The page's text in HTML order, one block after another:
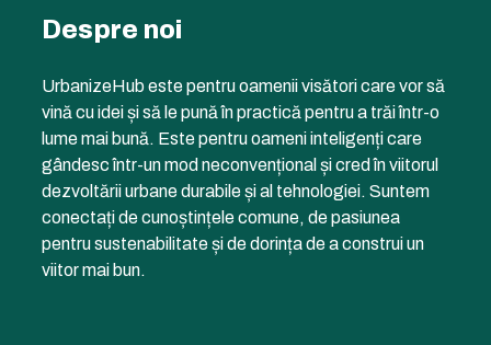
Despre noi
UrbanizeHub este pentru oamenii visători care vor să
vină cu idei și să le pună în practică pentru a trăi într-o
lume mai bună. Este pentru oameni inteligenți care
gândesc într-un mod neconvențional și cred în viitorul
dezvoltării urbane durabile și al tehnologiei. Suntem
conectați de cunoștințele comune, de pasiunea
pentru sustenabilitate și de dorința de a construi un
viitor mai bun.